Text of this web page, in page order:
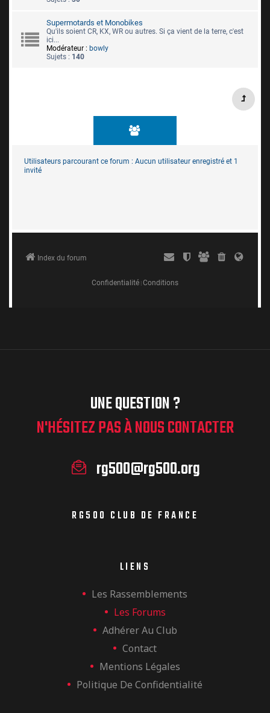
UNE QUESTION ?
N'HÉSITEZ PAS À NOUS CONTACTER
rg500@rg500.org
RG500 CLUB DE FRANCE
LIENS
Les Rassemblements
Les Forums
Adhérer Au Club
Contact
Mentions Légales
Politique De Confidentialité